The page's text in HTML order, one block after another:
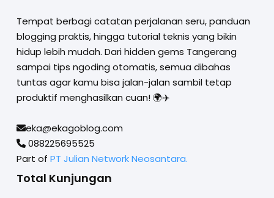
Tempat berbagi catatan perjalanan seru, panduan
blogging praktis, hingga tutorial teknis yang bikin
hidup lebih mudah. Dari hidden gems Tangerang
sampai tips ngoding otomatis, semua dibahas
tuntas agar kamu bisa jalan-jalan sambil tetap
produktif menghasilkan cuan! 🌍✈️
eka@ekagoblog.com
088225695525
Part of PT Julian Network Neosantara.
Total Kunjungan